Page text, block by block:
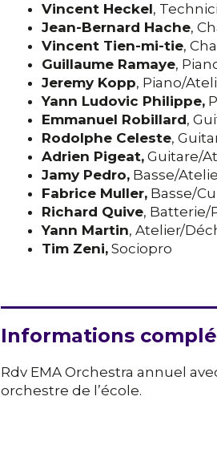
Vincent Heckel,
Jean-Bernard Hache,
Vincent Tien-mi-tie,
Guillaume Ramaye,
Jeremy Kopp, Piano/
Yann Ludovic Philippe,
Emmanuel Robillard,
Rodolphe Celeste,
Adrien Pigeat, Guitare/
Jamy Pedro, Basse/
Fabrice Muller, Basse/
Richard Quive, Batterie/
Yann Martin, Atelier/
Tim Zeni, Sociopro
Informations
Rdv EMA Orchestra annuel
orchestre de l’école.